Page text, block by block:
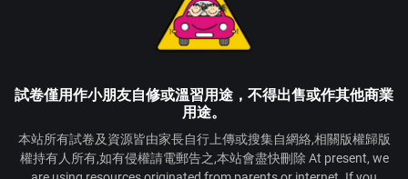
試卷僅用作小朋友自修或溫習用途，不得出售或作其他商業
用途。
本站所有試卷及資源皆由家長自行上傳或搜集自網絡,相關版權歸版
權持有人所有,如有侵權請電郵告之,本站會盡快刪除 At present, we